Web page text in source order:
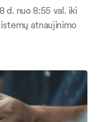
d. nuo 8:55 val. iki
atnaujinimo